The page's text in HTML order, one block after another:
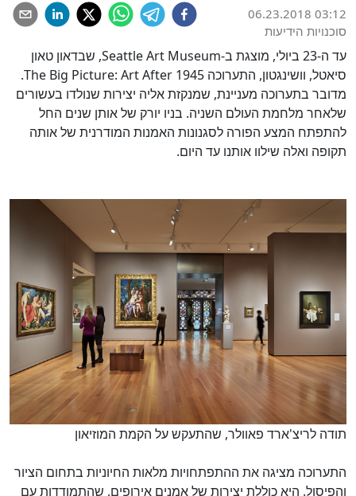
06.23.2018 03:12
סוכנויות הידיעות
עד ה-23 ביולי, מוצגת ב-Seattle Art Museum, שבדאון טאון
סיאטל, וושינגטון, התערוכה The Big Picture: Art After 1945.
מדובר בתערוכה מעניינת, שמנקזת אליה יצירות שנולדו בעשורים
שלאחר מלחמת העולם השניה. בניו יורק של אותן שנים החל
להתפתח המצע הפורה לסגנונות האמנות המודרנית של אותה
תקופה ואלה שילוו אותנו עד היום.
תודה לריצ'ארד פאוולר, שהתעקש על הקמת המוזיאון
התערוכה מציגה את ההתפתחויות מלאות החיוניות בתחום הציור
והפיסול. היא כוללת יצירות של אמנים אירופים, שהתמודדות עם